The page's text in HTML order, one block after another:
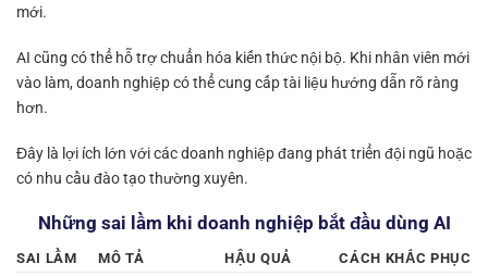
mới.
AI cũng có thể hỗ trợ chuẩn hóa kiến thức nội bộ. Khi nhân viên mới
vào làm, doanh nghiệp có thể cung cấp tài liệu hướng dẫn rõ ràng
hơn.
Đây là lợi ích lớn với các doanh nghiệp đang phát triển đội ngũ hoặc
có nhu cầu đào tạo thường xuyên.
Những sai lầm khi doanh nghiệp bắt đầu dùng AI
SAI LẦM MÔ TẢ HẬU QUẢ CÁCH KHẮC PHỤC